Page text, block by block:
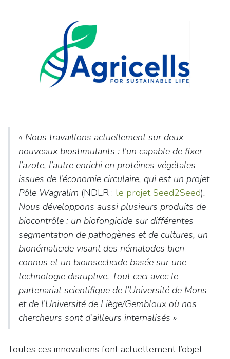
« Nous travaillons actuellement sur deux
nouveaux biostimulants : l’un capable de fixer
l’azote, l’autre enrichi en protéines végétales
issues de l’économie circulaire, qui est un projet
Pôle Wagralim (NDLR : le projet Seed2Seed).
Nous développons aussi plusieurs produits de
biocontrôle : un biofongicide sur différentes
segmentation de pathogènes et de cultures, un
bionématicide visant des nématodes bien
connus et un bioinsecticide basée sur une
technologie disruptive. Tout ceci avec le
partenariat scientifique de l’Université de Mons
et de l’Université de Liège/Gembloux où nos
chercheurs sont d’ailleurs internalisés »
Toutes ces innovations font actuellement l’objet